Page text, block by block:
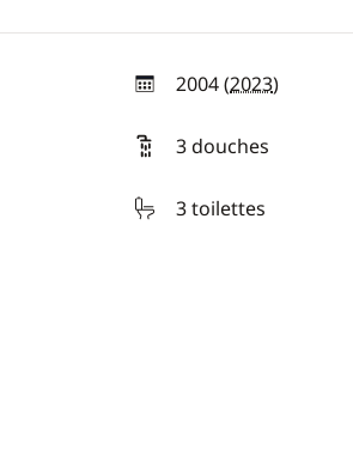
2004 (2023)
année
3 douches
3 toilettes